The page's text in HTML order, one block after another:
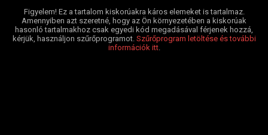
Figyelem! Ez a tartalom kiskorúakra káros elemeket is tartalmaz.
Amennyiben azt szeretné, hogy az Ön környezetében a kiskorúak
hasonló tartalmakhoz csak egyedi kód megadásával férjenek hozzá,
kérjük, használjon szűrőprogramot. Szűrőprogram letöltése és további
információk itt.